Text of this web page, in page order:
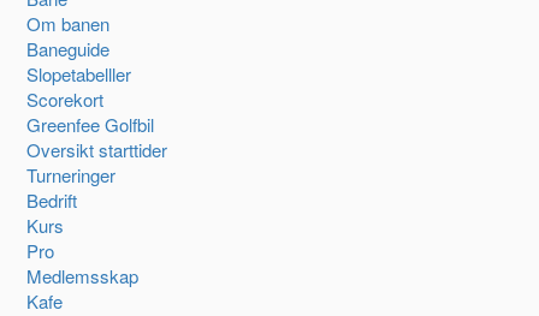
Om banen
Baneguide
Slopetabelller
Scorekort
Greenfee Golfbil
Oversikt starttider
Turneringer
Bedrift
Kurs
Pro
Medlemsskap
Kafe